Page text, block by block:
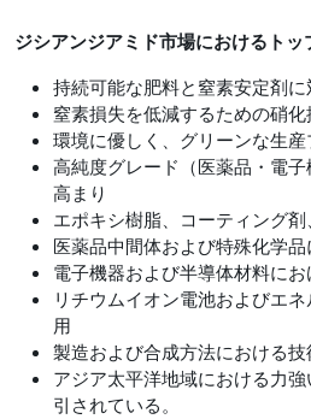
ジシアンジアミド市場におけるトッ
持続可能な肥料と窒素安定剤
窒素損失を低減するための硝
環境に優しく、グリーンな生
高純度グレード（医薬品・電
高まり
エポキシ樹脂、コーティング
医薬品中間体および特殊化学
電子機器および半導体材料に
リチウムイオン電池およびエ
用
製造および合成方法における
アジア太平洋地域における力
引されている。